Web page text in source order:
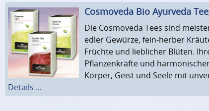
Cosmoveda Bio Ayurveda
Die Cosmoveda Tees sind
edler Gewürze, fein-herber
Früchte und lieblicher Blüten.
Pflanzenkräfte und
Körper, Geist und Seele mit
Details ...